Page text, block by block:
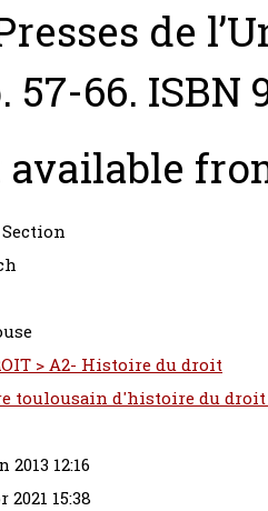
de
57-66. ISBN
> A2- Histoire du droit
toulousain d'histoire du droit
2013 12:16
2021 15:38